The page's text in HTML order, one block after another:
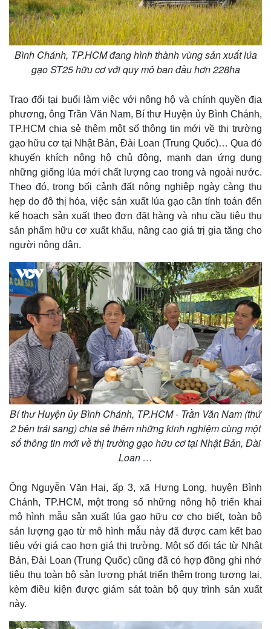
Thế giới
Quan sát
Cuộc sống đó đây
Hồ sơ
Multimedia
Video
Ảnh
E-Magazine
Infographic
Bình Chánh, TP.HCM đang hình thành vùng sản xuất lúa
gạo ST25 hữu cơ với quy mô ban đầu hơn 228ha
Trao đổi tại buổi làm việc với nông hộ và chính quyền địa
phương, ông Trần Văn Nam, Bí thư Huyện ủy Bình Chánh,
TP.HCM chia sẻ thêm một số thông tin mới về thị trường
gạo hữu cơ tại Nhật Bản, Đài Loan (Trung Quốc)… Qua đó
khuyến khích nông hộ chủ động, mạnh dạn ứng dụng
những giống lúa mới chất lượng cao trong và ngoài nước.
Theo đó, trong bối cảnh đất nông nghiệp ngày càng thu
hẹp do đô thị hóa, việc sản xuất lúa gạo cần tính toán đến
kế hoạch sản xuất theo đơn đặt hàng và nhu cầu tiêu thụ
sản phẩm hữu cơ xuất khẩu, nâng cao giá trị gia tăng cho
người nông dân.
Bí thư Huyện ủy Bình Chánh, TP.HCM - Trần Văn Nam (thứ
2 bên trái sang) chia sẻ thêm những kinh nghiệm cùng một
số thông tin mới về thị trường gạo hữu cơ tại Nhật Bản, Đài
Loan …
Ông Nguyễn Văn Hai, ấp 3, xã Hưng Long, huyện Bình
Chánh, TP.HCM, một trong số những nông hộ triển khai
mô hình mẫu sản xuất lúa gạo hữu cơ cho biết, toàn bộ
sản lượng gạo từ mô hình mẫu này đã được cam kết bao
tiêu với giá cao hơn giá thị trường. Một số đối tác từ Nhật
Bản, Đài Loan (Trung Quốc) cũng đã có hợp đồng ghi nhớ
tiêu thụ toàn bộ sản lượng phát triển thêm trong tương lai,
kèm điều kiện được giám sát toàn bộ quy trình sản xuất
này.